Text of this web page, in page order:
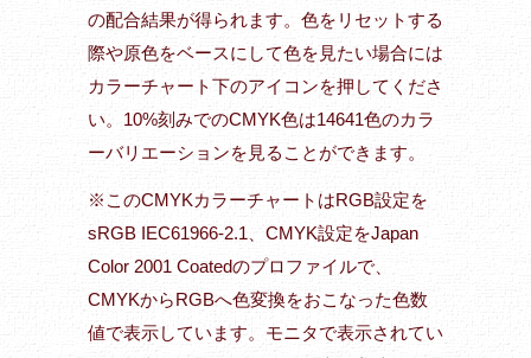
の配合結果が得られます。色をリセットする
際や原色をベースにして色を見たい場合には
カラーチャート下のアイコンを押してくださ
い。10%刻みでのCMYK色は14641色のカラ
ーバリエーションを見ることができます。
※このCMYKカラーチャートはRGB設定を
sRGB IEC61966-2.1、CMYK設定をJapan
Color 2001 Coatedのプロファイルで、
CMYKからRGBへ色変換をおこなった色数
値で表示しています。モニタで表示されてい